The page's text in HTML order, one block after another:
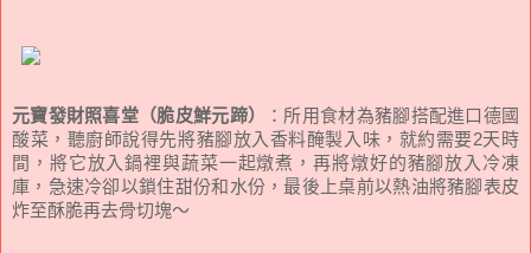
元寶發財照喜堂（脆皮鮮元蹄）
：所用食材為豬腳搭配進口德國
酸菜，聽廚師說得先將豬腳放入香料醃製入味，就約需要2天時
間，將它放入鍋裡與蔬菜一起燉煮，再將燉好的豬腳放入冷凍
庫，急速冷卻以鎖住甜份和水份，最後上桌前以熱油將豬腳表皮
炸至酥脆再去骨切塊～